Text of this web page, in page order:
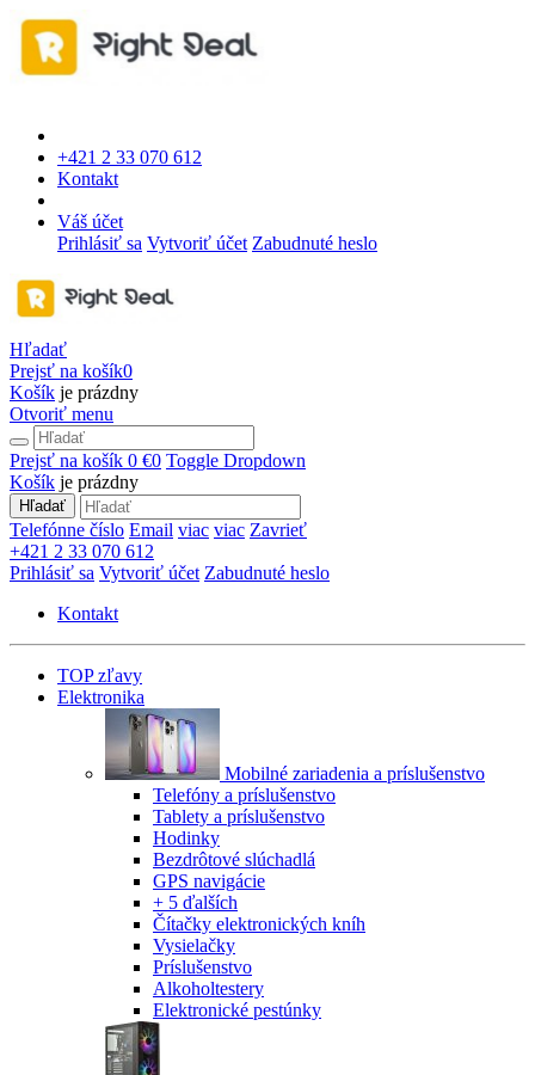
+421 2 33 070 612
Kontakt
Váš účet
Prihlásiť sa Vytvoriť účet Zabudnuté heslo
Hľadať
Prejsť na košík0
Košík je prázdny
Otvoriť menu
Prejsť na košík 0 €0 Toggle Dropdown
Košík je prázdny
Hľadať
Telefónne číslo Email viac viac Zavrieť
+421 2 33 070 612
Prihlásiť sa Vytvoriť účet Zabudnuté heslo
Kontakt
TOP zľavy
Elektronika
Mobilné zariadenia a príslušenstvo
Telefóny a príslušenstvo
Tablety a príslušenstvo
Hodinky
Bezdrôtové slúchadlá
GPS navigácie
+ 5 ďalších
Čítačky elektronických kníh
Vysielačky
Príslušenstvo
Alkoholtestery
Elektronické pestúnky